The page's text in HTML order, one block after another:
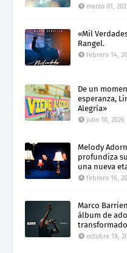
marzo 01,
«Mil
Rangel.
febrero 14,
De un
esperanza,
Alegría»
julio 10, 2026
Melody
profundiza
una nueva
febrero 16,
Marco
álbum de
octubre 18,